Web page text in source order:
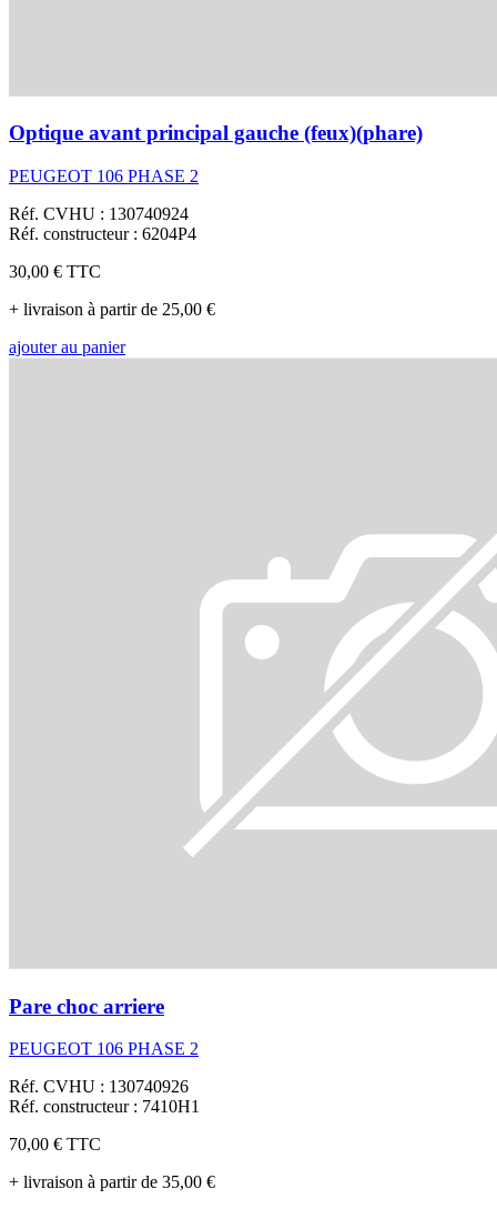
Optique avant principal gauche (feux)(phare)
PEUGEOT 106 PHASE 2
Réf. CVHU : 130740924
Réf. constructeur : 6204P4
30,00 € TTC
+ livraison à partir de 25,00 €
ajouter au panier
Pare choc arriere
PEUGEOT 106 PHASE 2
Réf. CVHU : 130740926
Réf. constructeur : 7410H1
70,00 € TTC
+ livraison à partir de 35,00 €